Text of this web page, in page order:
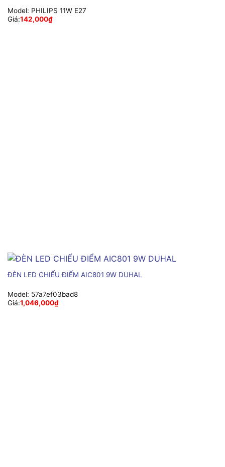
Model: PHILIPS 11W E27
Giá:142,000₫
ĐÈN LED CHIẾU ĐIỂM AIC801 9W DUHAL
Model: 57a7ef03bad8
Giá:1,046,000₫